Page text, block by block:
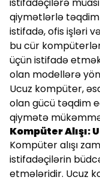
qiymətlərlə
istifadə, ofis işləri
bu cür
üçün istifadə
olan modellərə
Ucuz kompüter,
olan gücü təqdim
qiymətə
Kompüter Alışı:
Kompüter alışı
istifadəçilərin
etmələridir. Ucuz